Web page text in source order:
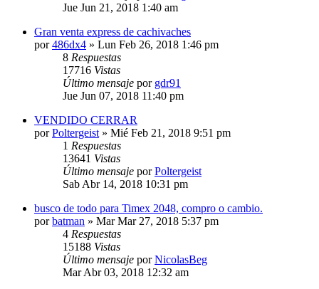
Jue Jun 21, 2018 1:40 am
Gran venta express de cachivaches
por486dx4 » Lun Feb 26, 2018 1:46 pm
8 Respuestas
17716 Vistas
Último mensaje por gdr91
Jue Jun 07, 2018 11:40 pm
VENDIDO CERRAR
porPoltergeist » Mié Feb 21, 2018 9:51 pm
1 Respuestas
13641 Vistas
Último mensaje porPoltergeist
Sab Abr 14, 2018 10:31 pm
busco de todo para Timex 2048, compro o cambio.
porbatman » Mar Mar 27, 2018 5:37 pm
4 Respuestas
15188 Vistas
Último mensaje porNicolasBeg
Mar Abr 03, 2018 12:32 am